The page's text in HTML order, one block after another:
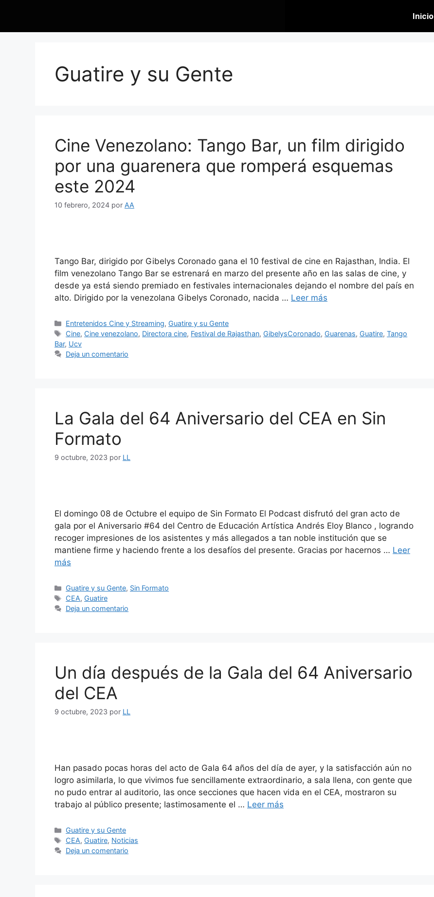
Inicio
Guatire y su Gente
Cine Venezolano: Tango Bar, un film dirigido
por una guarenera que romperá esquemas
este 2024
10 febrero, 2024 por AA
Tango Bar, dirigido por Gibelys Coronado gana el 10 festival de cine en Rajasthan, India. El
film venezolano Tango Bar se estrenará en marzo del presente año en las salas de cine, y
desde ya está siendo premiado en festivales internacionales dejando el nombre del país en
alto. Dirigido por la venezolana Gibelys Coronado, nacida … Leer más
Entretenidos Cine y Streaming, Guatire y su Gente
Cine, Cine venezolano, Directora cine, Festival de Rajasthan, GibelysCoronado, Guarenas, Guatire,Tango
Bar, Ucv
Deja un comentario
La Gala del 64 Aniversario del CEA en Sin
Formato
9 octubre, 2023 por LL
El domingo 08 de Octubre el equipo de Sin Formato El Podcast disfrutó del gran acto de
gala por el Aniversario #64 del Centro de Educación Artística Andrés Eloy Blanco , logrando
recoger impresiones de los asistentes y más allegados a tan noble institución que se
mantiene firme y haciendo frente a los desafíos del presente. Gracias por hacernos … Leer
más
Guatire y su Gente, Sin Formato
CEA, Guatire
Deja un comentario
Un día después de la Gala del 64 Aniversario
del CEA
9 octubre, 2023 por LL
Han pasado pocas horas del acto de Gala 64 años del día de ayer, y la satisfacción aún no
logro asimilarla, lo que vivimos fue sencillamente extraordinario, a sala llena, con gente que
no pudo entrar al auditorio, las once secciones que hacen vida en el CEA, mostraron su
trabajo al público presente; lastimosamente el … Leer más
Guatire y su Gente
CEA, Guatire, Noticias
Deja un comentario